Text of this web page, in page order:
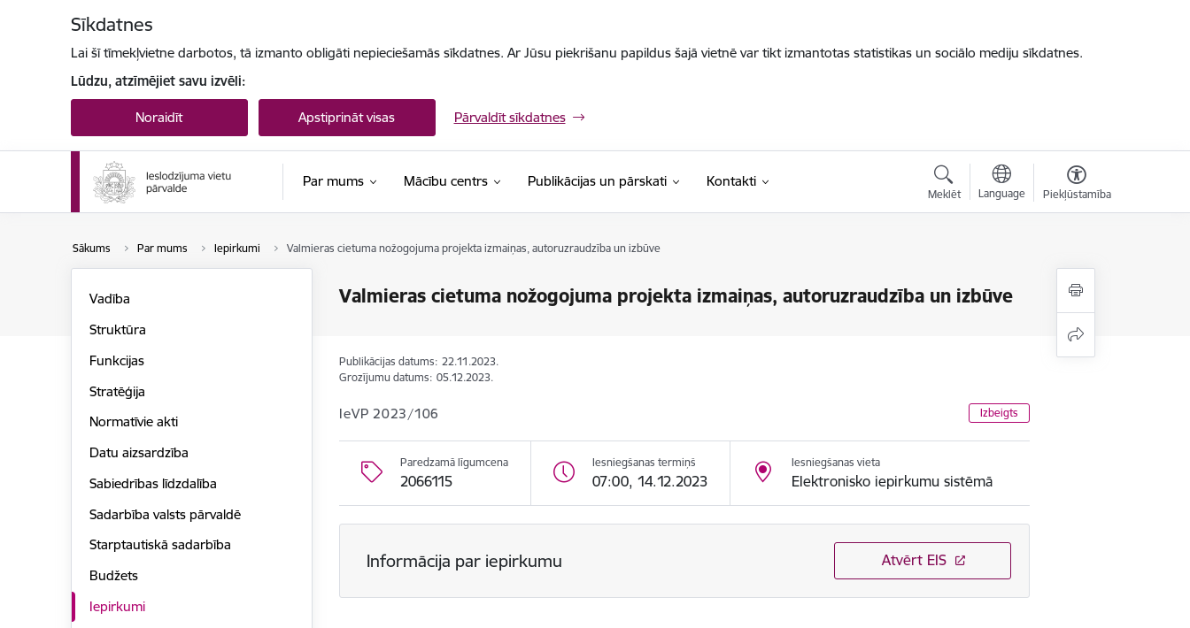
Sīkdatnes
Lai šī tīmekļvietne darbotos, tā izmanto obligāti nepieciešamās sīkdatnes. Ar Jūsu piekrišanu papildus šajā vietnē var tikt izmantotas statistikas un sociālo mediju sīkdatnes.
Lūdzu, atzīmējiet savu izvēli:
Noraidīt Apstiprināt visas Pārvaldīt sīkdatnes
Par mums Mācību centrs Publikācijas un pārskati Kontakti
Meklēt Language Piekļūstamība
Sākums Par mums Iepirkumi Valmieras cietuma nožogojuma projekta izmaiņas, autoruzraudzība un izbūve
Valmieras cietuma nožogojuma projekta izmaiņas, autoruzraudzība un izbūve
Vadība
Struktūra
Funkcijas
Stratēģija
Normatīvie akti
Datu aizsardzība
Sabiedrības līdzdalība
Sadarbība valsts pārvaldē
Starptautiskā sadarbība
Budžets
Iepirkumi
Publikācijas datums: 22.11.2023.
Grozījumu datums: 05.12.2023.
IeVP 2023/106 Izbeigts
Paredzamā līgumcena
2066115
Iesniegšanas termiņš
07:00, 14.12.2023
Iesniegšanas vieta
Elektronisko iepirkumu sistēmā
Informācija par iepirkumu Atvērt EIS